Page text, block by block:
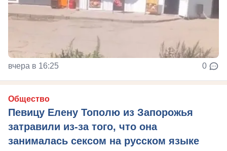
вчера в 16:25 0
Общество
Певицу Елену Тополю из Запорожья
затравили из-за того, что она
занималась сексом на русском языке